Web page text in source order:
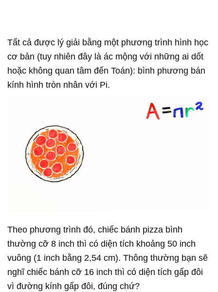
Tất cả được lý giải bằng một phương trình hình học
cơ bản (tuy nhiên đây là ác mộng với những ai dốt
hoặc không quan tâm đến Toán): bình phương bán
kính hình tròn nhân với Pi.
Theo phương trình đó, chiếc bánh pizza bình
thường cỡ 8 inch thì có diện tích khoảng 50 inch
vuông (1 inch bằng 2,54 cm). Thông thường bạn sẽ
nghĩ chiếc bánh cỡ 16 inch thì có diện tích gấp đôi
vì đường kính gấp đôi, đúng chứ?